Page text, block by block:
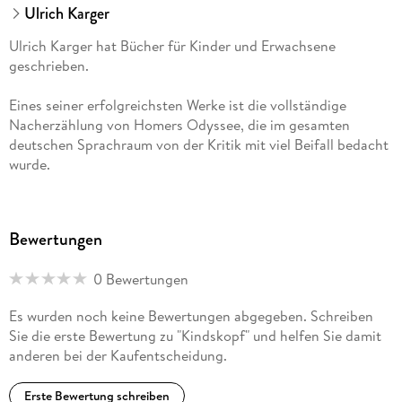
Ulrich Karger
Ulrich Karger hat Bücher für Kinder und Erwachsene
geschrieben.
Eines seiner erfolgreichsten Werke ist die vollständige
Nacherzählung von Homers Odyssee, die im gesamten
deutschen Sprachraum von der Kritik mit viel Beifall bedacht
wurde.
vornehmlich für den Berliner Tagesspiegel und sein Internet-
unter dem inzwischen (Stand: 2018) gemeinsam mit acht
anderen Autoren über 60 Titel erschienen sind.
Ulrich Karger lebt in Berlin und unterrichtet an einer Schule
Bewertungen
0 Bewertungen
Es wurden noch keine Bewertungen abgegeben. Schreiben
Sie die erste Bewertung zu "Kindskopf" und helfen Sie damit
anderen bei der Kaufentscheidung.
Erste Bewertung schreiben